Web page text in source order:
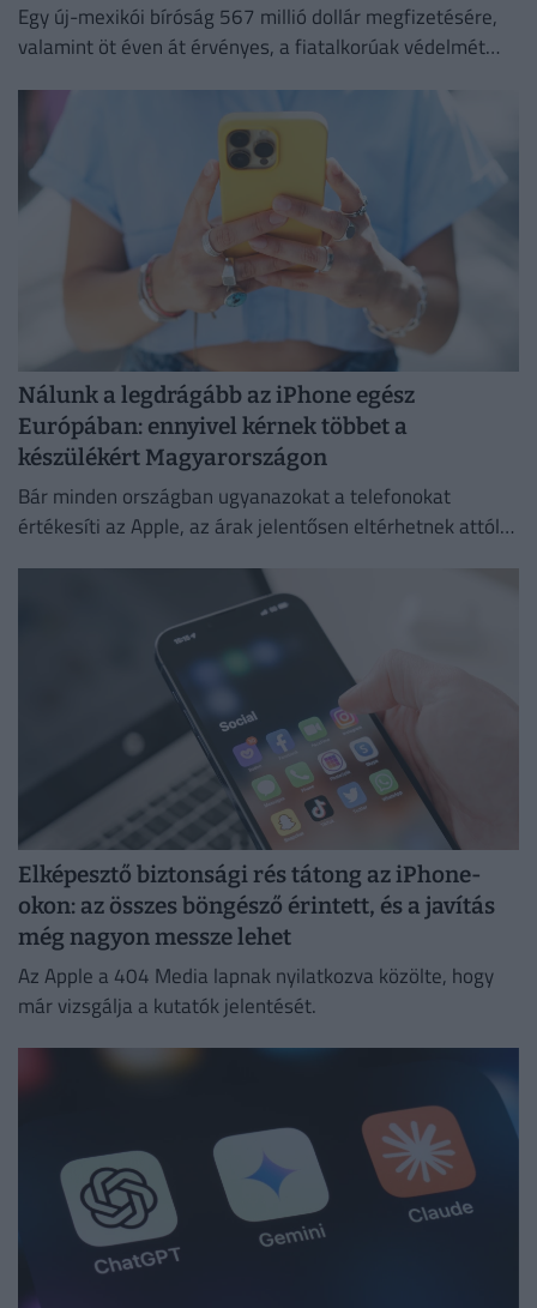
Egy új-mexikói bíróság 567 millió dollár megfizetésére,
valamint öt éven át érvényes, a fiatalkorúak védelmét
Nálunk a legdrágább az iPhone egész
Európában: ennyivel kérnek többet a
készülékért Magyarországon
Bár minden országban ugyanazokat a telefonokat
értékesíti az Apple, az árak jelentősen eltérhetnek attól
Elképesztő biztonsági rés tátong az iPhone-
okon: az összes böngésző érintett, és a javítás
még nagyon messze lehet
Az Apple a 404 Media lapnak nyilatkozva közölte, hogy
már vizsgálja a kutatók jelentését.